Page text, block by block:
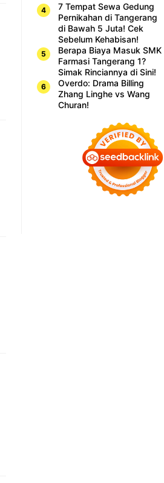
7 Tempat Sewa Gedung
Pernikahan di Tangerang
di Bawah 5 Juta! Cek
Sebelum Kehabisan!
Berapa Biaya Masuk SMK
Farmasi Tangerang 1?
Simak Rinciannya di Sini!
Overdo: Drama Billing
Zhang Linghe vs Wang
Churan!